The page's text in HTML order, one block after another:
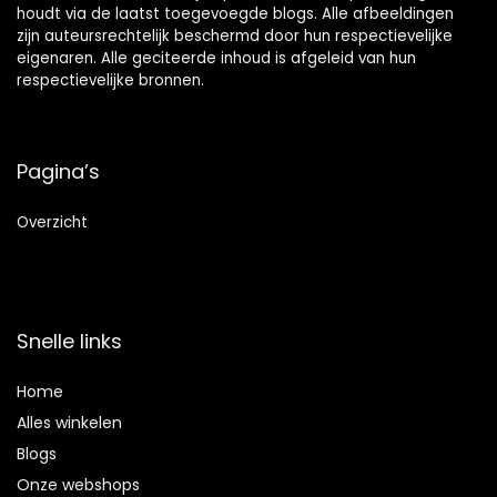
houdt via de laatst toegevoegde blogs. Alle afbeeldingen
zijn auteursrechtelijk beschermd door hun respectievelijke
eigenaren. Alle geciteerde inhoud is afgeleid van hun
respectievelijke bronnen.
Pagina’s
Overzicht
Snelle links
Home
Alles winkelen
Blogs
Onze webshops